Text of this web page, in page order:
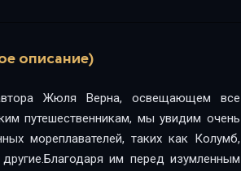
описание)
Жюля Верна, освещающем все
путешественникам, мы увидим очень
мореплавателей, таких как Колумб,
им перед изумленным